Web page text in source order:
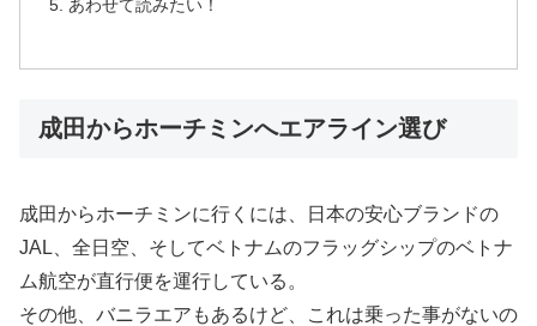
あわせて読みたい！
成田からホーチミンへエアライン選び
成田からホーチミンに行くには、日本の安心ブランドの
JAL、全日空、そしてベトナムのフラッグシップのベトナ
ム航空が直行便を運行している。
その他、バニラエアもあるけど、これは乗った事がないの